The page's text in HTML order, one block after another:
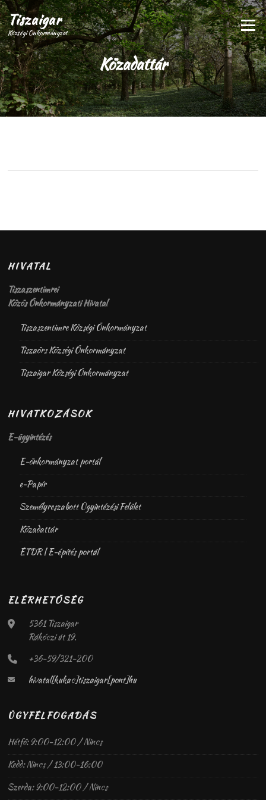
Tiszaigar
Községi Önkormányzat
Menü
Közadattár
HIVATAL
Tiszaszentimrei
Közös Önkormányzati Hivatal
Tiszaszentimre Községi Önkormányzat
Tiszaörs Községi Önkormányzat
Tiszaigar Községi Önkormányzat
HIVATKOZÁSOK
E-ügyintézés
E-önkormányzat portál
e-Papír
Személyreszabott Ügyintézési Felület
Közadattár
ÉTDR | E-építés portál
ELÉRHETŐSÉG
5361 Tiszaigar
Rákóczi út 19.
+36-59/321-200
hivatal[kukac]tiszaigar[pont]hu
ÜGYFÉLFOGADÁS
Hétfő: 9:00-12:00 / Nincs
Kedd: Nincs / 13:00-16:00
Szerda: 9:00-12:00 / Nincs